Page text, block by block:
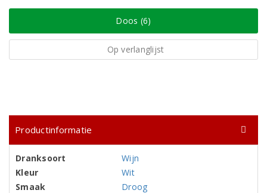
Doos (6)
Op verlanglijst
Productinformatie
Dranksoort
Wijn
Kleur
Wit
Smaak
Droog